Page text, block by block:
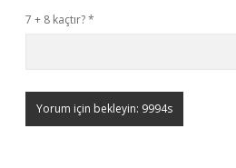
7 + 8 kaçtır?*